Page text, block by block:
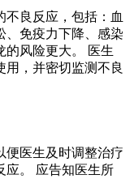
不良反应，包括：血
、免疫力下降、感染
的风险更大。 医生
用，并密切监测不良
便医生及时调整治疗
应。 应告知医生所